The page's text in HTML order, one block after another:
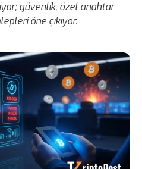
güvenlik, özel anahtar
öne çıkıyor.